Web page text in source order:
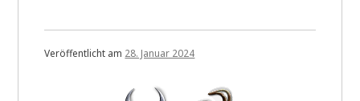
Veröffentlicht am 28. Januar 2024